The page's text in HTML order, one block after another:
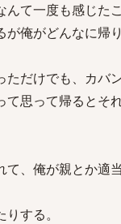
て一度も感じたこ
が俺がどんなに帰
ただけでも、カバ
て思って帰るとそ
て、俺が親とか適
する。